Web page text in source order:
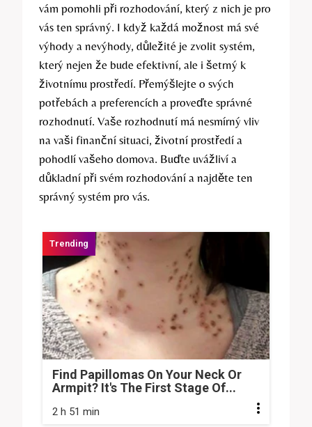
vám pomohli při rozhodování, který z nich je pro
vás ten správný. I když každá možnost má své
výhody a nevýhody, důležité je zvolit systém,
který nejen že bude efektivní, ale i šetrný k
životnímu prostředí. Přemýšlejte o svých
potřebách a preferencích a proveďte správné
rozhodnutí. Vaše rozhodnutí má nesmírný vliv
na vaši finanční situaci, životní prostředí a
pohodlí vašeho domova. Buďte uvážliví a
důkladní při svém rozhodování a najděte ten
správný systém pro vás.
Find Papillomas On Your Neck Or
Armpit? It's The First Stage Of...
2 h 51 min